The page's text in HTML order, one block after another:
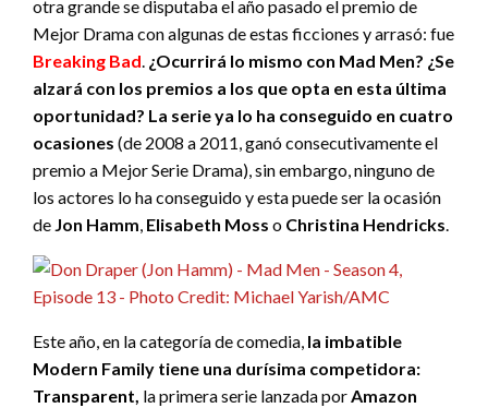
otra grande se disputaba el año pasado el premio de
Mejor Drama con algunas de estas ficciones y arrasó: fue
Breaking Bad. ¿Ocurrirá lo mismo con Mad Men? ¿Se
alzará con los premios a los que opta en esta última
oportunidad? La serie ya lo ha conseguido en cuatro
ocasiones (de 2008 a 2011, ganó consecutivamente el
premio a Mejor Serie Drama), sin embargo, ninguno de
los actores lo ha conseguido y esta puede ser la ocasión
de Jon Hamm, Elisabeth Moss o Christina Hendricks.
Este año, en la categoría de comedia, la imbatible
Modern Family tiene una durísima competidora:
Transparent, la primera serie lanzada porAmazon